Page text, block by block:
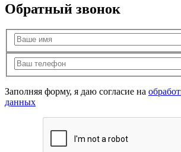
Обратный звонок
Заполняя форму, я даю согласие на
данных